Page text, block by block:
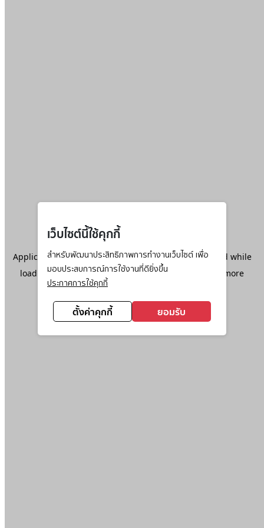
เว็บไซต์นี้ใช้คุกกี้
สำหรับพัฒนาประสิทธิภาพการทำงานเว็บไซต์ เพื่อ
มอบประสบการณ์การใช้งานที่ดียิ่งขึ้น
ประกาศการใช้คุกกี้
ตั้งค่าคุกกี้ ยอมรับ
Application error: aclient-side exception has occurred while
loadingwww.ktc.co.th(see the browser console
for more
information).